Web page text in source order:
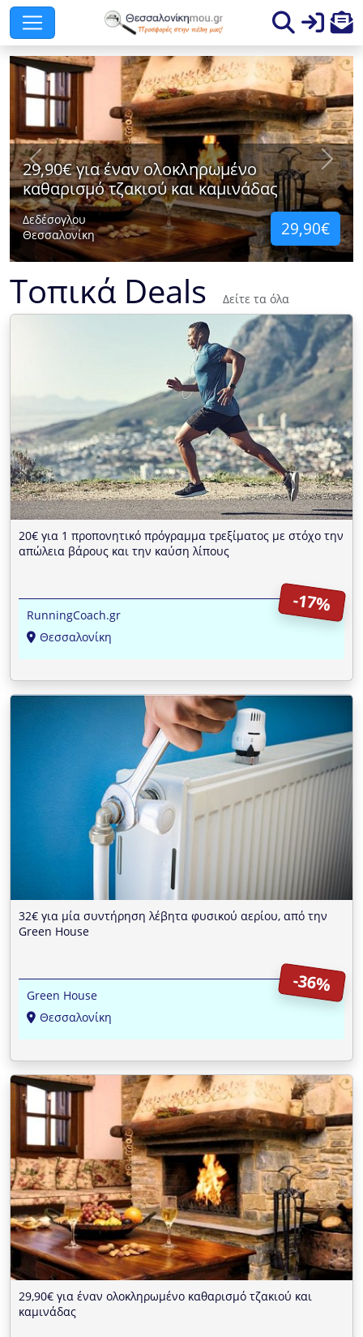
29,90€ για έναν ολοκληρωμένο
καθαρισμό τζακιού και καμινάδας
Δεδέσογλου
Θεσσαλονίκη
29,90€
Previous Next
Τοπικά Deals Δείτε τα όλα
20€ για 1 προπονητικό πρόγραμμα τρεξίματος με στόχο την
απώλεια βάρους και την καύση λίπους
-17%
RunningCoach.gr
Θεσσαλονίκη
32€ για μία συντήρηση λέβητα φυσικού αερίου, από την
Green House
-36%
Green House
Θεσσαλονίκη
29,90€ για έναν ολοκληρωμένο καθαρισμό τζακιού και
καμινάδας